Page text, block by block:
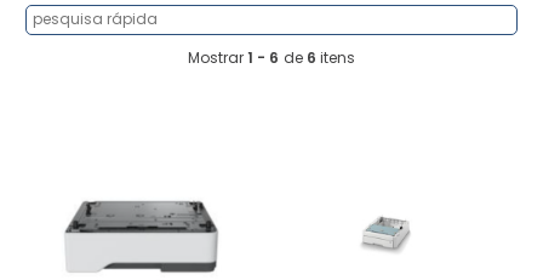
Mostrar1 - 6 de 6 itens